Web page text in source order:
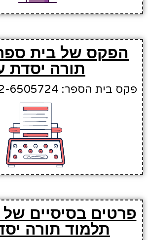
הפקס של בית
תורה יסדת
פקס בית הספר: 02-6505724
פרטים בסיסיים
תלמוד תורה